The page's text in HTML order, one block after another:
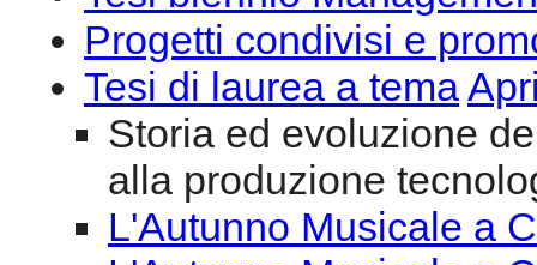
Progetti condivisi e
Tesi di laurea a tema
Storia ed evoluzione
alla produzione
L'Autunno Musicale a